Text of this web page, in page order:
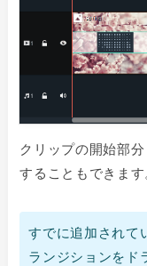
クリップの開始部
することもできます
すでに追加されて
ランジションをド